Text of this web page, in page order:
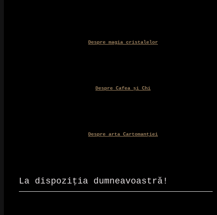
Despre magia cristalelor
Despre Cafea și Chi
Despre arta Cartomanției
La dispoziția dumneavoastră!